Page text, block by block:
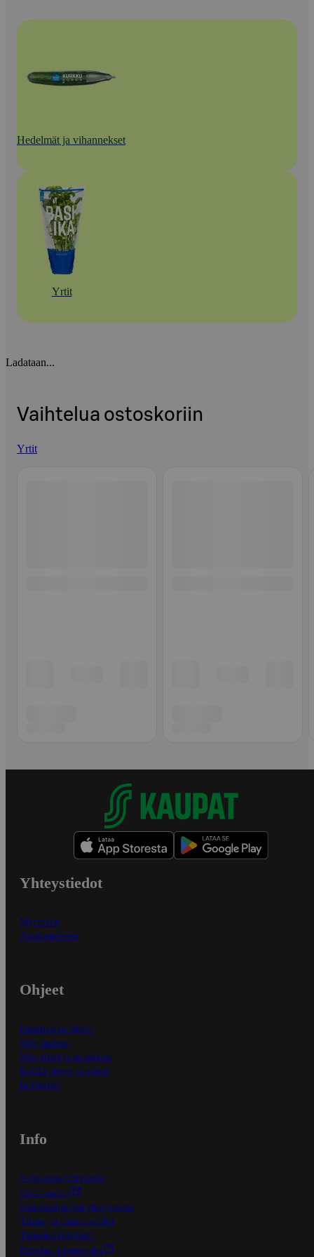
Hedelmät ja vihannekset
Yrtit
Ladataan...
Vaihtelua ostoskoriin
Yrtit
Yhteystiedot
Myymälät
Asiakaspalvelu
Ohjeet
Ensitilaajan ohjeet
Näin maksat
Näin tilaat ja muokkaat
Kaikki ohjeet ja vinkit
In English
Info
S-Business yrityksille
Oiva-raportit
Osuuskauppojen yhteystiedot
Tilaus- ja toimitusehdot
Tietosuojakäytäntö
Palvelun käyttöehdot